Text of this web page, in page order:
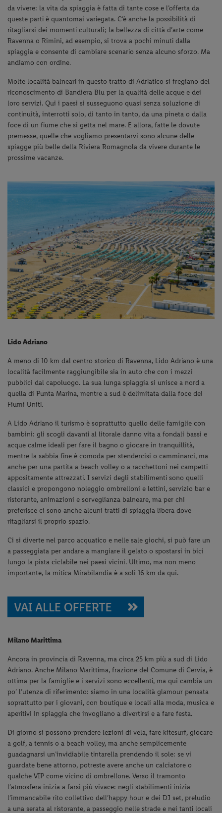
da vivere: la vita da spiaggia è fatta di tante cose e l’offerta da
queste parti è quantomai variegata. C’è anche la possibilità di
ritagliarsi dei momenti culturali; la bellezza di città d’arte come
Ravenna o Rimini, ad esempio, si trova a pochi minuti dalla
spiaggia e consente di cambiare scenario senza alcuno sforzo. Ma
andiamo con ordine.
Molte località balneari in questo tratto di Adriatico si fregiano del
riconoscimento di Bandiera Blu per la qualità delle acque e dei
loro servizi. Qui i paesi si susseguono quasi senza soluzione di
continuità, interrotti solo, di tanto in tanto, da una pineta o dalla
foce di un fiume che si getta nel mare. E allora, fatte le dovute
premesse, quelle che vogliamo presentarvi sono alcune delle
spiagge più belle della Riviera Romagnola da vivere durante le
prossime vacanze.
Lido Adriano
A meno di 10 km dal centro storico di Ravenna, Lido Adriano è una
località facilmente raggiungibile sia in auto che con i mezzi
pubblici dal capoluogo. La sua lunga spiaggia si unisce a nord a
quella di Punta Marina, mentre a sud è delimitata dalla foce dei
Fiumi Uniti.
A Lido Adriano il turismo è soprattutto quello delle famiglie con
bambini: gli scogli davanti al litorale danno vita a fondali bassi e
acque calme ideali per fare il bagno o giocare in tranquillità,
mentre la sabbia fine è comoda per stendercisi o camminarci, ma
anche per una partita a beach volley o a racchettoni nei campetti
appositamente attrezzati. I servizi degli stabilimenti sono quelli
classici e propongono noleggio ombrelloni e lettini, servizio bar e
ristorante, animazioni e sorveglianza balneare, ma per chi
preferisce ci sono anche alcuni tratti di spiaggia libera dove
ritagliarsi il proprio spazio.
Ci si diverte nel parco acquatico e nelle sale giochi, si può fare un
a passeggiata per andare a mangiare il gelato o spostarsi in bici
lungo la pista ciclabile nei paesi vicini. Ultimo, ma non meno
importante, la mitica Mirabilandia è a soli 16 km da qui.
Milano Marittima
Ancora in provincia di Ravenna, ma circa 25 km più a sud di Lido
Adriano. Anche Milano Marittima, frazione del Comune di Cervia, è
ottima per la famiglie e i servizi sono eccellenti, ma qui cambia un
po’ l’utenza di riferimento: siamo in una località glamour pensata
soprattutto per i giovani, con boutique e locali alla moda, musica e
aperitivi in spiaggia che invogliano a divertirsi e a fare festa.
Di giorno si possono prendere lezioni di vela, fare kitesurf, giocare
a golf, a tennis o a beach volley, ma anche semplicemente
guadagnarsi un’invidiabile tintarella prendendo il sole: se vi
guardate bene attorno, potreste avere anche un calciatore o
qualche VIP come vicino di ombrellone. Verso il tramonto
l’atmosfera inizia a farsi più vivace: negli stabilimenti inizia
l’immancabile rito collettivo dell’happy hour e dei DJ set, preludio
a una serata al ristorante, a passeggio nelle strade e nei tanti locali